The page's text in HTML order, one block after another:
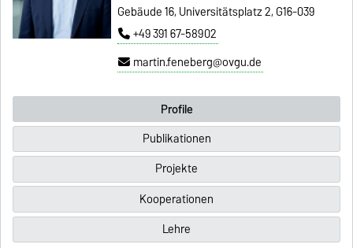
Gebäude 16, Universitätsplatz 2, G16-039
+49 391 67-58902
martin.feneberg@ovgu.de
Profile
Publikationen
Projekte
Kooperationen
Lehre